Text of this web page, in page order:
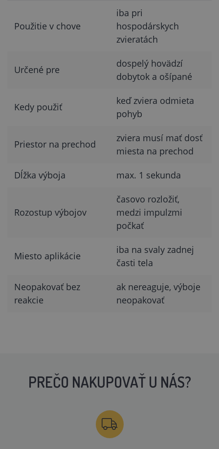
Použitie v chove
iba pri
hospodárskych
zvieratách
Určené pre
dospelý hovädzí
dobytok a ošípané
Kedy použiť
keď zviera odmieta
pohyb
Priestor na prechod
zviera musí mať dosť
miesta na prechod
Dĺžka výboja max. 1 sekunda
Rozostup výbojov
časovo rozložiť,
medzi impulzmi
počkať
Miesto aplikácie
iba na svaly zadnej
časti tela
Neopakovať bez
reakcie
ak nereaguje, výboje
neopakovať
PREČO NAKUPOVAŤ U NÁS?